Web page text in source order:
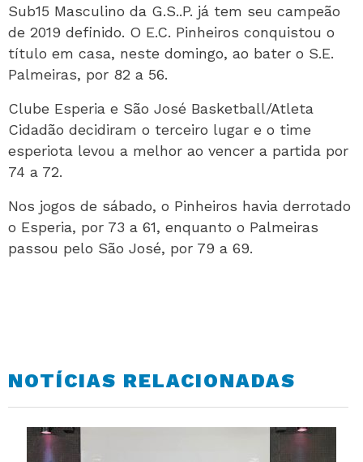
Sub15 Masculino da G.S..P. já tem seu campeão
de 2019 definido. O E.C. Pinheiros conquistou o
título em casa, neste domingo, ao bater o S.E.
Palmeiras, por 82 a 56.
Clube Esperia e São José Basketball/Atleta
Cidadão decidiram o terceiro lugar e o time
esperiota levou a melhor ao vencer a partida por
74 a 72.
Nos jogos de sábado, o Pinheiros havia derrotado
o Esperia, por 73 a 61, enquanto o Palmeiras
passou pelo São José, por 79 a 69.
NOTÍCIAS RELACIONADAS